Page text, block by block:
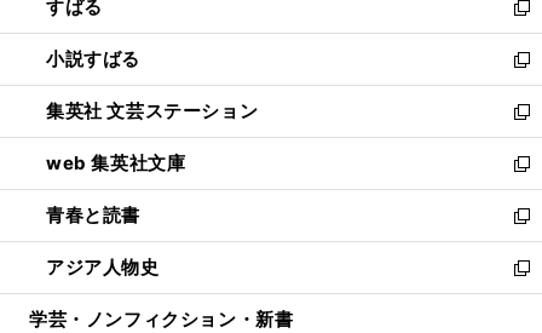
く
で
開
く
ド
ウ
で
開
く
すばる
新
し
い
ウ
ィ
ン
ド
ウ
で
開
く
小説すばる
新
し
い
ウ
ィ
ン
ド
ウ
で
開
集英社 文芸ステーション
新
し
い
ウ
ィ
ン
ド
ウ
web 集英社文庫
新
し
い
ウ
ィ
ン
青春と読書
新
し
い
ウ
アジア人物史
新
し
学芸・ノンフィクション・新書